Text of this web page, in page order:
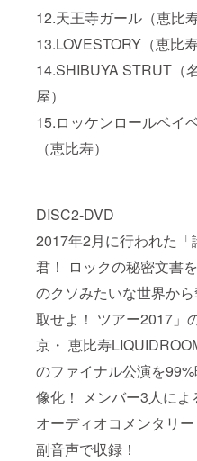
12.天王寺ガール（恵比寿
13.LOVESTORY（恵比寿
14.SHIBUYA STRUT（
屋）
15.ロッケンロールベイ
（恵比寿）
DISC2-DVD
2017年2月に行われた「
君！ ロックの秘密文書
のクソみたいな世界か
取せよ！ ツアー2017」
京・ 恵比寿
のファイナル公演を
像化！ メンバー3人によ
オーディオコメンタリー
副音声で収録！